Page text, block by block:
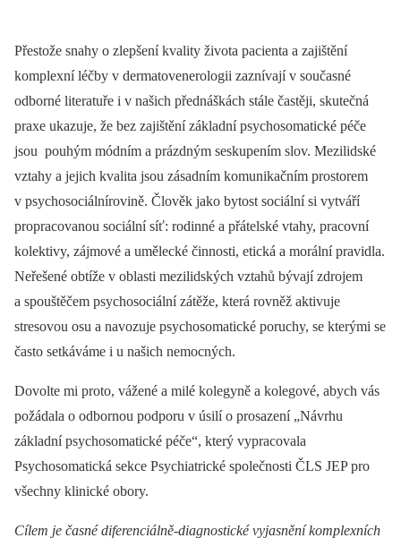
Přestože snahy o zlepšení kvality života pacienta a zajištění
komplexní léčby v dermatovenerologii zaznívají v současné
odborné literatuře i v našich přednáškách stále častěji, skutečná
praxe ukazuje, že bez zajištění základní psychosomatické péče
jsou pouhým módním a prázdným seskupením slov. Mezilidské
vztahy a jejich kvalita jsou zásadním komunikačním prostorem
v psychosociálnírovině. Člověk jako bytost sociální si vytváří
propracovanou sociální síť: rodinné a přátelské vtahy, pracovní
kolektivy, zájmové a umělecké činnosti, etická a morální pravidla.
Neřešené obtíže v oblasti mezilidských vztahů bývají zdrojem
a spouštěčem psychosociální zátěže, která rovněž aktivuje
stresovou osu a navozuje psychosomatické poruchy, se kterými se
často setkáváme i u našich nemocných.
Dovolte mi proto, vážené a milé kolegyně a kolegové, abych vás
požádala o odbornou podporu v úsilí o prosazení „Návrhu
základní psychosomatické péče“, který vypracovala
Psychosomatická sekce Psychiatrické společnosti ČLS JEP pro
všechny klinické obory.
Cílem je časné diferenciálně-diagnostické vyjasnění komplexních